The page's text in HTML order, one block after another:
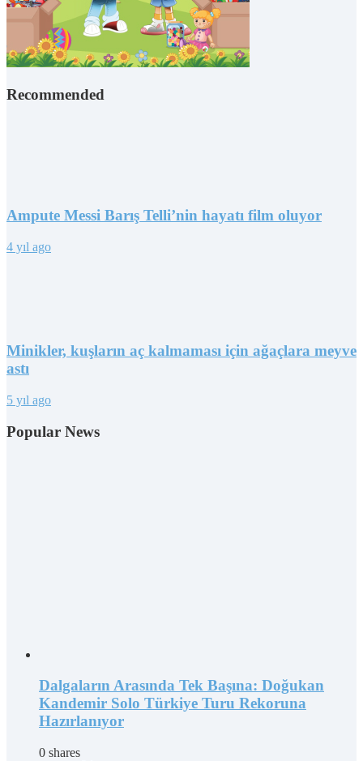
Recommended
Ampute Messi Barış Telli’nin hayatı film oluyor
4 yıl ago
Minikler, kuşların aç kalmaması için ağaçlara meyve
astı
5 yıl ago
Popular News
Dalgaların Arasında Tek Başına: Doğukan
Kandemir Solo Türkiye Turu Rekoruna
Hazırlanıyor
0 shares